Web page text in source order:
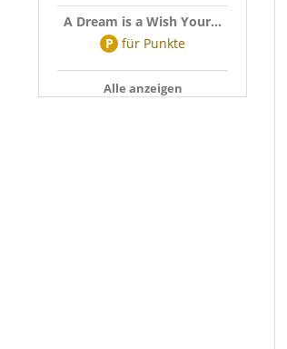
A Dream is a Wish Your...
P für Punkte
Alle anzeigen